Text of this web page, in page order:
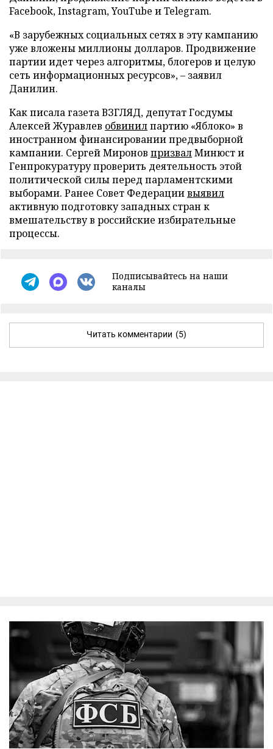
Facebook, Instagram, YouTube и Telegram.
«В зарубежных социальных сетях в эту кампанию
уже вложены миллионы долларов. Продвижение
партии идет через алгоритмы, блогеров и целую
сеть информационных ресурсов», – заявил
Данилин.
Как писала газета ВЗГЛЯД, депутат Госдумы
Алексей Журавлев обвинилпартию «Яблоко» в
иностранном финансировании предвыборной
кампании. Сергей Миронов призвалМинюст и
Генпрокуратуру проверить деятельность этой
политической силы перед парламентскими
выборами. Ранее Совет Федерациивыявил
активную подготовку западных стран к
вмешательству в российские избирательные
процессы.
Подписывайтесь на наши
каналы
Читать комментарии (5)